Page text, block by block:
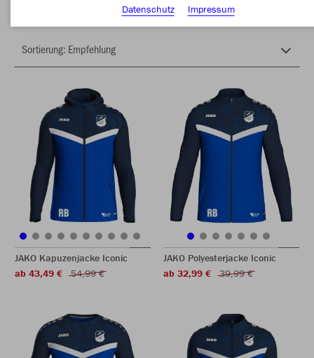
JAKO Kapuzenjacke Iconic
ab 43,49 €
54,99 €
JAKO Polyesterjacke Iconic
ab 32,99 €
39,99 €
Datenschutz
Impressum